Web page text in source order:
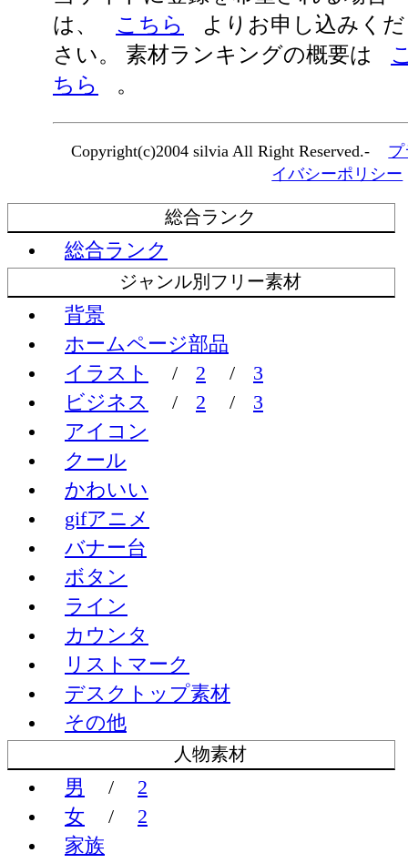
は、
こちら
よりお申し込みくだ
さい。 素材ランキングの概要は
ちら
。
Copyright(c)2004 silvia All Right Reserved.-
イバシーポリシー
総合ランク
総合ランク
ジャンル別フリー素材
背景
ホームページ部品
イラスト
/ 2 /
3
ビジネス
/ 2 /
3
アイコン
クール
かわいい
gifアニメ
バナー台
ボタン
ライン
カウンタ
リストマーク
デスクトップ素材
その他
人物素材
男 /
2
女
/
2
家族